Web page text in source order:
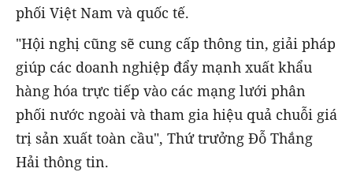
phối Việt Nam và quốc tế.
"Hội nghị cũng sẽ cung cấp thông tin, giải pháp
giúp các doanh nghiệp đẩy mạnh xuất khẩu
hàng hóa trực tiếp vào các mạng lưới phân
phối nước ngoài và tham gia hiệu quả chuỗi giá
trị sản xuất toàn cầu", Thứ trưởng Đỗ Thắng
Hải thông tin.